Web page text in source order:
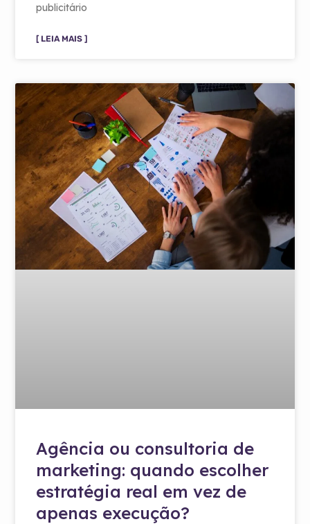
publicitário
[ LEIA MAIS ]
Agência ou consultoria de
marketing: quando escolher
estratégia real em vez de
apenas execução?